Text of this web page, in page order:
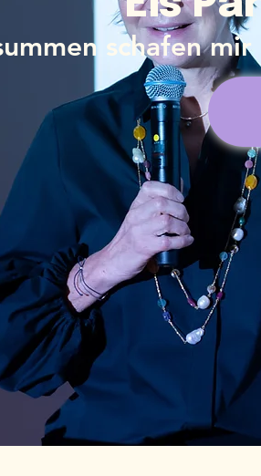
schafen